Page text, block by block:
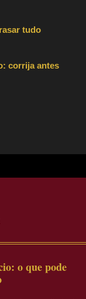
tudo
corrija antes
o que pode